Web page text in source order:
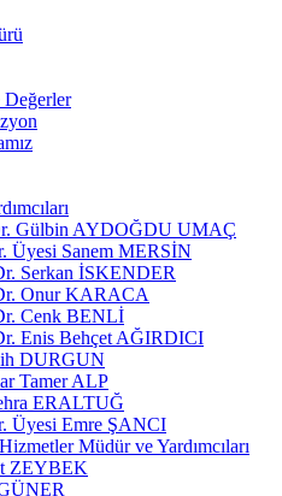
Gülbin AYDOĞDU UMAÇ
Üyesi Sanem MERSİN
Serkan İSKENDER
Onur KARACA
Cenk BENLİ
Enis Behçet AĞIRDICI
DURGUN
Tamer ALP
ERALTUĞ
Üyesi Emre ŞANCI
Müdür ve Yardımcıları
ZEYBEK